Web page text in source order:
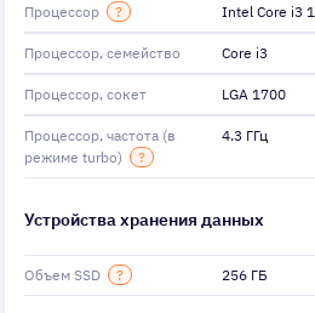
Процессор ? Intel Core i3
Процессор, семейство Core i3
Процессор, сокет LGA 1700
Процессор, частота (в
режиме turbo)
?
4.3 ГГц
Устройства хранения данных
Объем SSD ? 256 ГБ